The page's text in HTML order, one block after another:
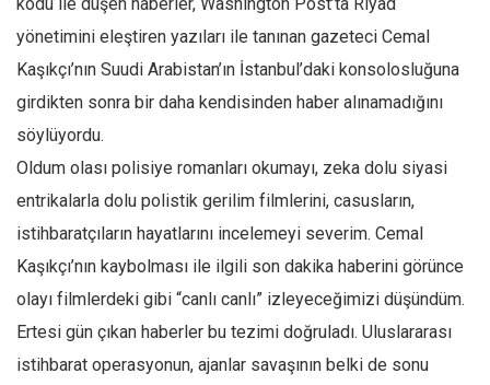
» Yazar arşivi
Bu Sayı
Tüm Sayılar
Kategoriler
Kültür Sanat
Kitap
Karisi kitap sualleri
7 soruda bu hafta
Ekonomi
Spor
yönetimini eleştiren yazıları ile tanınan gazeteci Cemal
Kaşıkçı’nın Suudi Arabistan’ın İstanbul’daki konsolosluğuna
girdikten sonra bir daha kendisinden haber alınamadığını
söylüyordu.
Oldum olası polisiye romanları okumayı, zeka dolu siyasi
entrikalarla dolu polistik gerilim filmlerini, casusların,
istihbaratçıların hayatlarını incelemeyi severim. Cemal
Kaşıkçı’nın kaybolması ile ilgili son dakika haberini görünce
olayı filmlerdeki gibi “canlı canlı” izleyeceğimizi düşündüm.
Ertesi gün çıkan haberler bu tezimi doğruladı. Uluslararası
istihbarat operasyonun, ajanlar savaşının belki de sonu